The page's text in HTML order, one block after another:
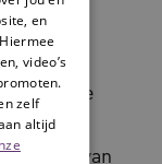
niet
in de
bij. De
en van
en
video’s
zelf
altijd